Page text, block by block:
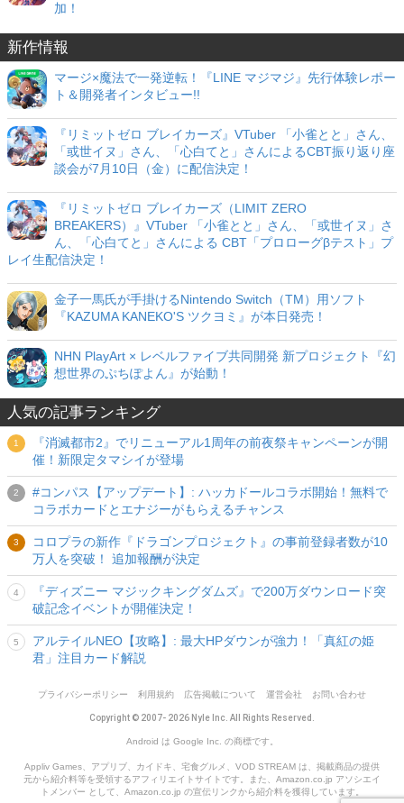
加！
新作情報
マージ×魔法で一発逆転！『LINE マジマジ』先行体験レポー
ト＆開発者インタビュー!!
『リミットゼロ ブレイカーズ』VTuber 「小雀とと」さん、
「或世イヌ」さん、「心白てと」さんによるCBT振り返り座
談会が7月10日（金）に配信決定！
『リミットゼロ ブレイカーズ（LIMIT ZERO
BREAKERS）』VTuber 「小雀とと」さん、「或世イヌ」さ
ん、「心白てと」さんによる CBT「プロローグβテスト」プ
レイ生配信決定！
金子一馬氏が手掛けるNintendo Switch（TM）用ソフト
『KAZUMA KANEKO'S ツクヨミ』が本日発売！
NHN PlayArt × レベルファイブ共同開発 新プロジェクト『幻
想世界のぷちぽよん』が始動！
人気の記事ランキング
『消滅都市2』でリニューアル1周年の前夜祭キャンペーンが開
催！新限定タマシイが登場
#コンパス【アップデート】: ハッカドールコラボ開始！無料で
コラボカードとエナジーがもらえるチャンス
コロプラの新作『ドラゴンプロジェクト』の事前登録者数が10
万人を突破！ 追加報酬が決定
『ディズニー マジックキングダムズ』で200万ダウンロード突
破記念イベントが開催決定！
アルテイルNEO【攻略】: 最大HPダウンが強力！「真紅の姫
君」注目カード解説
プライバシーポリシー 利用規約 広告掲載について 運営会社 お問い合わせ
Copyright © 2007- 2026 Nyle Inc. All Rights Reserved.
Android は Google Inc. の商標です。
Appliv Games、アプリブ、カイドキ、宅食グルメ、VOD STREAM は、掲載商品の提供
元から紹介料等を受領するアフィリエイトサイトです。また、Amazon.co.jp アソシエイ
トメンバー として、Amazon.co.jp の宣伝リンクから紹介料を獲得しています。